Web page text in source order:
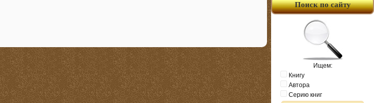
Поиск по сайту
Ищем:
Книгу
Автора
Серию книг